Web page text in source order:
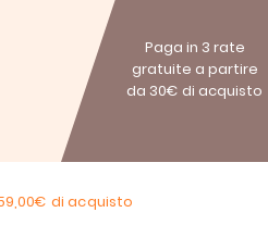
Paga in 3 rate
gratuite a partire
da 30€ di acquisto
di acquisto